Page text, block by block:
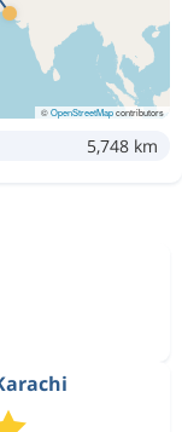
©OpenStreetMapcontributors
5,748 km